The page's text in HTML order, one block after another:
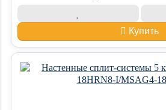
Купить